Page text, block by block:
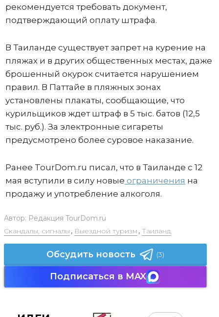
рекомендуется требовать документ,
подтверждающий оплату штрафа.
В Таиланде существует запрет на курение на
пляжах и в других общественных местах, даже
брошенный окурок считается нарушением
правил. В Паттайе в пляжных зонах
установлены плакаты, сообщающие, что
курильщиков ждет штраф в 5 тыс. батов (12,5
тыс. руб.). За электронные сигареты
предусмотрено более суровое наказание.
Ранее TourDom.ru писал, что в Таиланде с 12
мая вступили в силу новые ограничения на
продажу и употребление алкоголя.
Автор: Редакция TourDom.ru
Скандалы, сигналы , Выездной туризм , Таиланд
Обсудить новость (3)
Подписаться в MAX